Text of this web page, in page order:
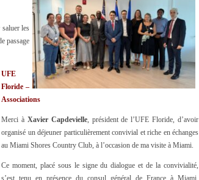
les
passage
UFE
Floride –
Associations
Merci à Xavier Capdevielle, président de l’UFE Floride, d’avoir
organisé un déjeuner particulièrement convivial et riche en échanges
au Miami Shores Country Club, à l’occasion de ma visite à Miami.
Ce moment, placé sous le signe du dialogue et de la convivialité,
s’est tenu en présence du consul général de France à Miami,